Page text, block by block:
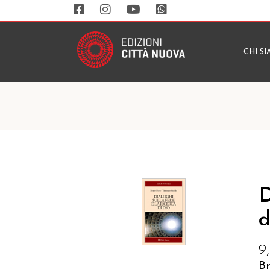
CHI